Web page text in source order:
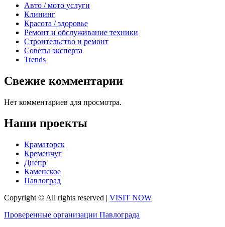
Авто / мото услуги
Клининг
Красота / здоровье
Ремонт и обслуживание техники
Строительство и ремонт
Советы эксперта
Trends
Свежие комментарии
Нет комментариев для просмотра.
Наши проекты
Краматорск
Кременчуг
Днепр
Каменское
Павлоград
Copyright © All rights reserved | VISIT NOW
Проверенные организации Павлограда